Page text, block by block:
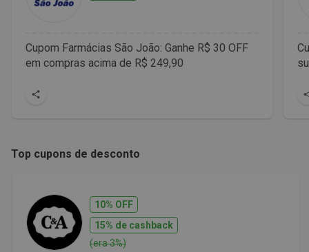
Cupom Farmácias São João: Ganhe R$ 30 OFF
em compras acima de R$ 249,90
Top cupons de desconto
10% OFF
15% de cashback
(era 3%)